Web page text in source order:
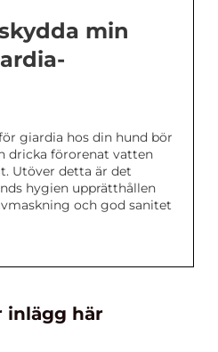
min
giardia hos din hund bör
dricka förorenat vatten
Utöver detta är det
hygien upprätthållen
och god sanitet
inlägg här